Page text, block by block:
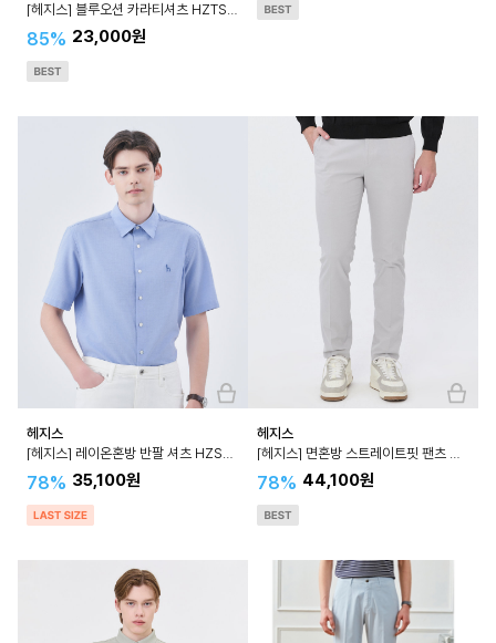
[헤지스] 블루오션 카라티셔츠 HZTS3B404
85% 23,000원
헤지스
[헤지스] 레이온혼방 반팔 셔츠 HZSH4B502
78% 35,100원
헤지스
[헤지스] 면혼방 스트레이트핏 팬츠 WHPA4B330
78% 44,100원